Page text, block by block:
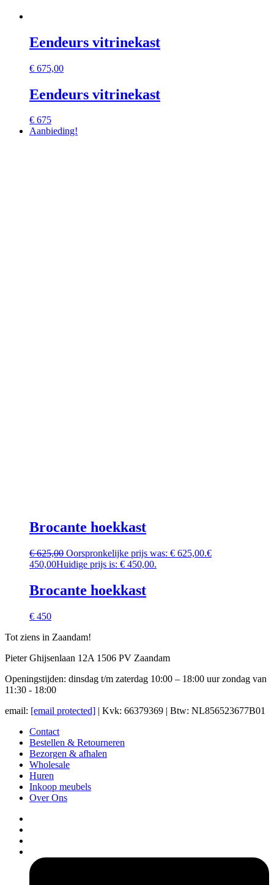
Eendeurs vitrinekast
€ 675,00
Eendeurs vitrinekast
€ 675
Aanbieding!
Brocante hoekkast
€625,00 Oorspronkelijke prijs was: € 625,00.€
450,00Huidige prijs is: € 450,00.
Brocante hoekkast
€ 450
Tot ziens in Zaandam!
Pieter Ghijsenlaan 12A 1506 PV Zaandam
Openingstijden: dinsdag t/m zaterdag 10:00 – 18:00 uur zondag van
11:30 - 18:00
email: [email protected] | Kvk: 66379369 | Btw: NL856523677B01
Contact
Bestellen & Retourneren
Bezorgen & afhalen
Wholesale
Huren
Inkoop meubels
Over Ons